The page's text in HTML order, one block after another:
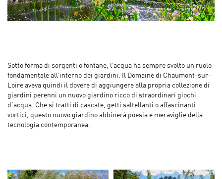
Sotto forma di sorgenti o fontane, l’acqua ha sempre svolto un ruolo
fondamentale all’interno dei giardini. Il Domaine di Chaumont-sur-
Loire aveva quindi il dovere di aggiungere alla propria collezione di
giardini perenni un nuovo giardino ricco di straordinari giochi
d’acqua. Che si tratti di cascate, getti saltellanti o affascinanti
vortici, questo nuovo giardino abbinerà poesia e meraviglie della
tecnologia contemporanea.